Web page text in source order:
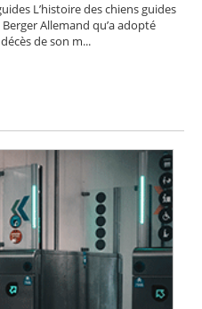
L’histoire des chiens guides
Allemand qu’a adopté
de son m...